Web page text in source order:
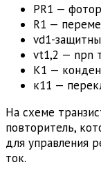
PR1 —
R1 —
vd1-
vt1,2 — npn
К1 —
к11 —
На схеме
повторитель,
для управления
ток.